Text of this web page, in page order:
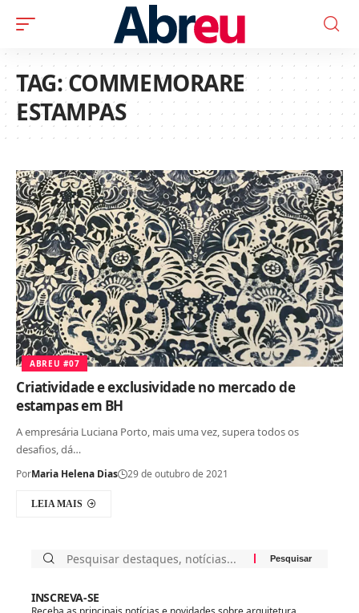
TAG:COMMEMORARE
ESTAMPAS
ABREU #07
Criatividade e exclusividade no mercado de
estampas em BH
A empresária Luciana Porto, mais uma vez, supera todos os
desafios, dá…
PorMaria Helena Dias 29 de outubro de 2021
LEIA MAIS
INSCREVA-SE